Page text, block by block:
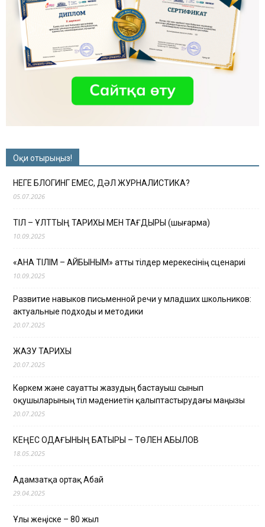
Оқи отырыңыз!
НЕГЕ БЛОГИНГ ЕМЕС, ДӘЛ ЖУРНАЛИСТИКА?
05.07.2026
ТІЛ – ҰЛТТЫҢ ТАРИХЫ МЕН ТАҒДЫРЫ (шығарма)
10.09.2025
«АНА ТІЛІМ – АЙБЫНЫМ» атты тілдер мерекесінің сценариі
10.09.2025
Развитие навыков письменной речи у младших школьников:
актуальные подходы и методики
20.07.2025
ЖАЗУ ТАРИХЫ
20.07.2025
Көркем және сауатты жазудың бастауыш сынып
оқушыларының тіл мәдениетін қалыптастырудағы маңызы
20.07.2025
КЕҢЕС ОДАҒЫНЫҢ БАТЫРЫ – ТӨЛЕН ҚАБЫЛОВ
18.05.2025
Адамзатқа ортақ Абай
29.04.2025
Ұлы жеңіске – 80 жыл